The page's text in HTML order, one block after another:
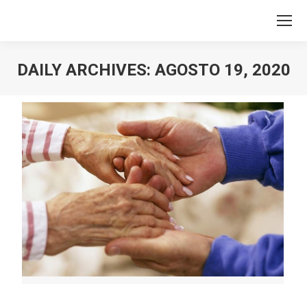
DAILY ARCHIVES: AGOSTO 19, 2020